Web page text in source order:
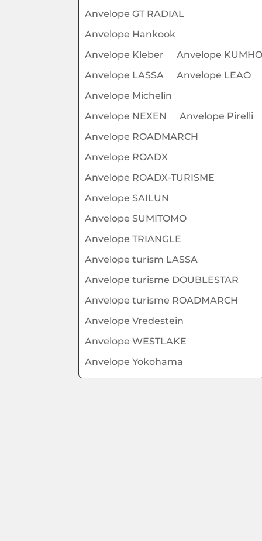
Anvelope GT RADIAL
Anvelope Hankook
Anvelope Kleber
Anvelope KUMHO
Anvelope LASSA
Anvelope LEAO
Anvelope Michelin
Anvelope NEXEN
Anvelope Pirelli
Anvelope ROADMARCH
Anvelope ROADX
Anvelope ROADX-TURISME
Anvelope SAILUN
Anvelope SUMITOMO
Anvelope TRIANGLE
Anvelope turism LASSA
Anvelope turisme DOUBLESTAR
Anvelope turisme ROADMARCH
Anvelope Vredestein
Anvelope WESTLAKE
Anvelope Yokohama